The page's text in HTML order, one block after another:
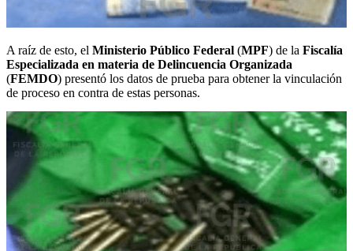
A raíz de esto, el Ministerio Público Federal (MPF) de la Fiscalía
Especializada en materia de Delincuencia Organizada
(FEMDO) presentó los datos de prueba para obtener la vinculación
de proceso en contra de estas personas.